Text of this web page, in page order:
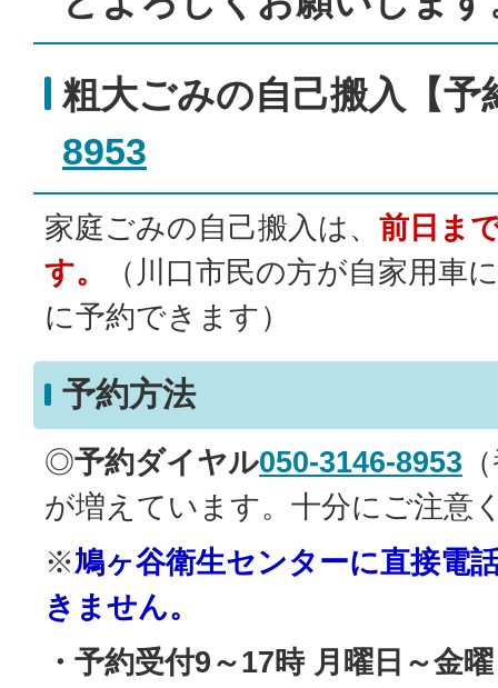
粗大ごみの自己搬入【予
8953
家庭ごみの自己搬入は、 前日ま
す。
（川口市民の方が自家用車
に予約できます）
予約方法
◎予約ダイヤル050-3146-8953
が増えています。十分にご注意
※鳩ヶ谷衛生センターに直接電
きません。
・予約受付9～17時 月曜日～金